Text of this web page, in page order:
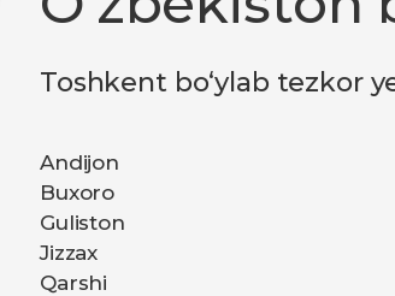
Toshkent bo‘ylab tezkor
Andijon
Buxoro
Guliston
Jizzax
Qarshi